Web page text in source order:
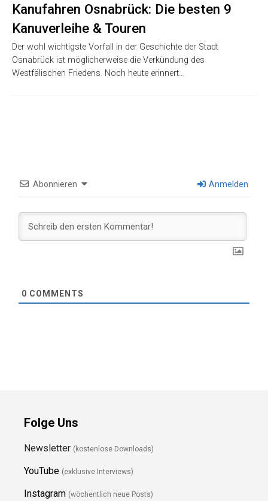
Kanufahren Osnabrück: Die besten 9
Kanuverleihe & Touren
Der wohl wichtigste Vorfall in der Geschichte der Stadt
Osnabrück ist möglicherweise die Verkündung des
Westfälischen Friedens. Noch heute erinnert…
Abonnieren Anmelden
0 COMMENTS
Folge Uns
Newsletter (kostenlose Downloads)
YouTube (exklusive Interviews)
Instagram (wöchentlich neue Posts)